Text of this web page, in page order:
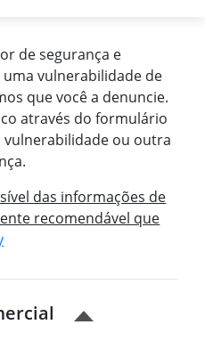
de segurança e
vulnerabilidade de
que você a denuncie.
através do formulário
ou outra
das informações de
recomendável que